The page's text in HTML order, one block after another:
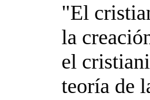
"El
la
el
teoría de